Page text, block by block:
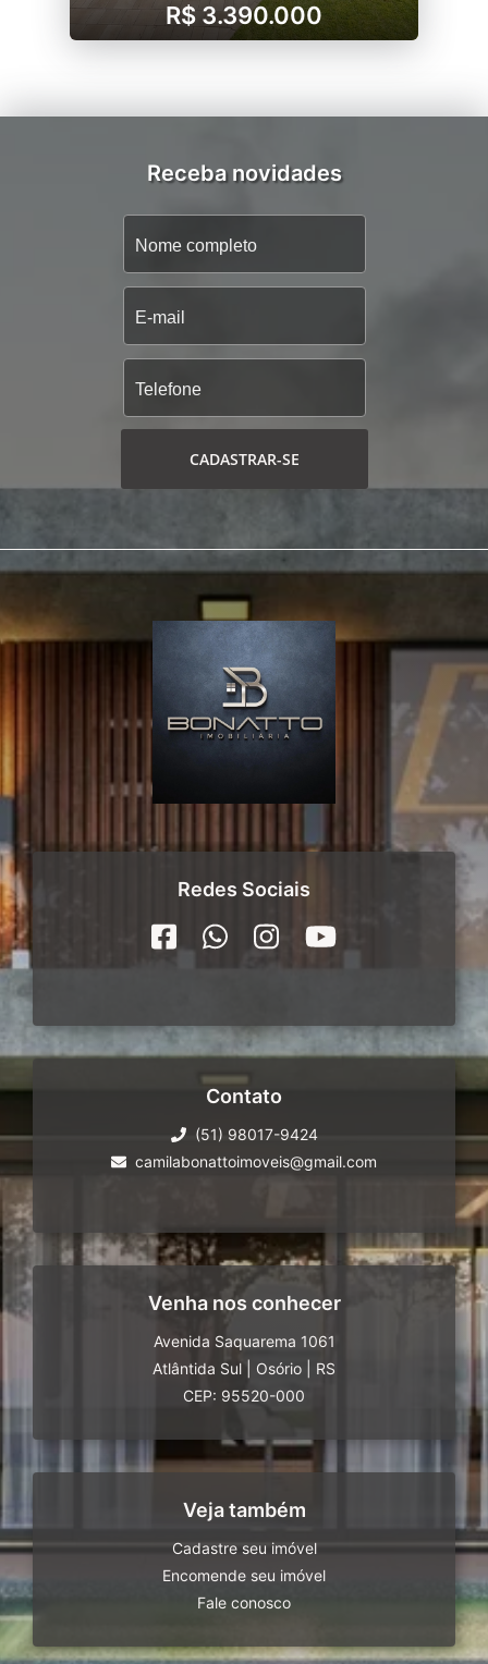
R$ 3.390.000
Receba novidades
CADASTRAR-SE
Redes Sociais
Contato
(51) 98017-9424
camilabonattoimoveis@gmail.com
Venha nos conhecer
Avenida Saquarema 1061
Atlântida Sul
Osório
RS
CEP: 95520-000
Veja também
Cadastre seu imóvel
Encomende seu imóvel
Fale conosco